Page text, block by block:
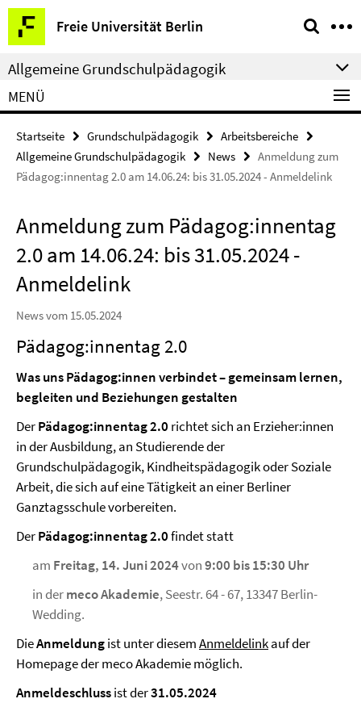
Springe
direkt
zu
Inhalt
Freie Universität Berlin
Service-
Navigation
Allgemeine Grundschulpädagogik
MENÜ
Startseite Grundschulpädagogik
Arbeitsbereiche
Allgemeine Grundschulpädagogik
News
Anmeldung zum
Pädagog:innentag 2.0 am 14.06.24: bis 31.05.2024 - Anmeldelink
Anmeldung zum Pädagog:innentag
2.0 am 14.06.24: bis 31.05.2024 -
Anmeldelink
News vom 15.05.2024
Pädagog:innentag 2.0
Was uns Pädagog:innen verbindet – gemeinsam lernen,
begleiten und Beziehungen gestalten
DerPädagog:innentag 2.0 richtet sich an Erzieher:innen
in der Ausbildung, an Studierende der
Grundschulpädagogik, Kindheitspädagogik oder Soziale
Arbeit, die sich auf eine Tätigkeit an einer Berliner
Ganztagsschule vorbereiten.
DerPädagog:innentag 2.0findet statt
am Freitag, 14. Juni 2024von9:00 bis 15:30 Uhr
in dermeco Akademie, Seestr. 64 - 67, 13347 Berlin-
Wedding.
DieAnmeldungist unter diesemAnmeldelinkauf der
Homepage der meco Akademie möglich.
Anmeldeschlussist der31.05.2024